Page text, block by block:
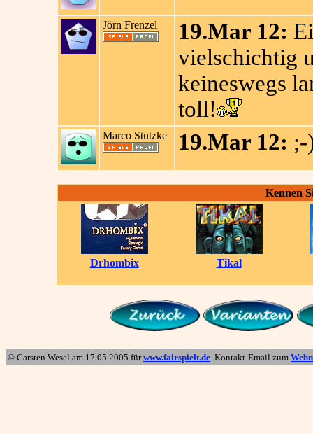
Jörn Frenzel 19.Mar 12:
vielschichtig
keineswegs
toll!
Marco Stutzke 19.Mar 12:
Kennen
Drhombix Tikal
© Carsten Wesel am 17.05.2005 fürwww.fairspielt.de. Kontakt-Email zum